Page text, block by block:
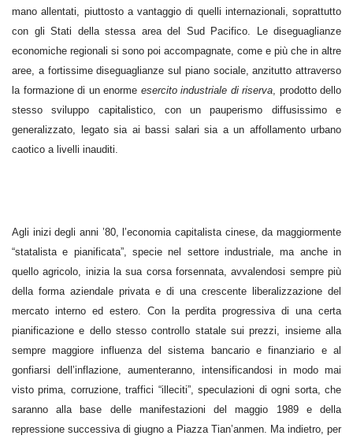
mano allentati, piuttosto a vantaggio di quelli internazionali, soprattutto
con gli Stati della stessa area del Sud Pacifico. Le diseguaglianze
economiche regionali si sono poi accompagnate, come e più che in altre
aree, a fortissime diseguaglianze sul piano sociale, anzitutto attraverso
la formazione di un enorme esercito industriale di riserva, prodotto dello
stesso sviluppo capitalistico, con un pauperismo diffusissimo e
generalizzato, legato sia ai bassi salari sia a un affollamento urbano
caotico a livelli inauditi.
Agli inizi degli anni ’80, l’economia capitalista cinese, da maggiormente
“statalista e pianificata”, specie nel settore industriale, ma anche in
quello agricolo, inizia la sua corsa forsennata, avvalendosi sempre più
della forma aziendale privata e di una crescente liberalizzazione del
mercato interno ed estero. Con la perdita progressiva di una certa
pianificazione e dello stesso controllo statale sui prezzi, insieme alla
sempre maggiore influenza del sistema bancario e finanziario e al
gonfiarsi dell’inflazione, aumenteranno, intensificandosi in modo mai
visto prima, corruzione, traffici “illeciti”, speculazioni di ogni sorta, che
saranno alla base delle manifestazioni del maggio 1989 e della
repressione successiva di giugno a Piazza Tian’anmen. Ma indietro, per